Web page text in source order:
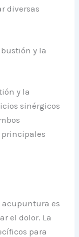
diversas
y la
y la
sinérgicos
acupuntura es
el dolor. La
para